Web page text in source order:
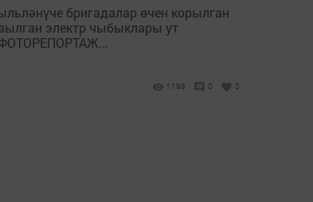
бригадалар өчен корылган
электр чыбыклары ут
1198 0 0